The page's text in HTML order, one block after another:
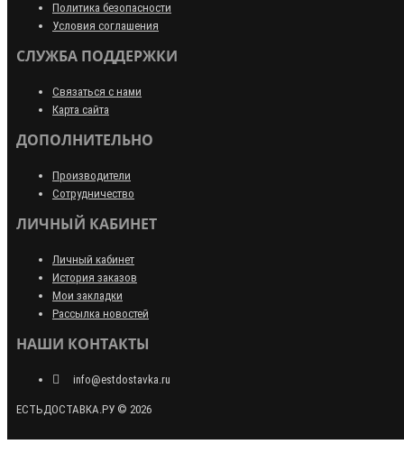
Политика безопасности
Условия соглашения
СЛУЖБА ПОДДЕРЖКИ
Связаться с нами
Карта сайта
ДОПОЛНИТЕЛЬНО
Производители
Сотрудничество
ЛИЧНЫЙ КАБИНЕТ
Личный кабинет
История заказов
Мои закладки
Рассылка новостей
НАШИ КОНТАКТЫ
info@estdostavka.ru
ЕСТЬДОСТАВКА.РУ © 2026